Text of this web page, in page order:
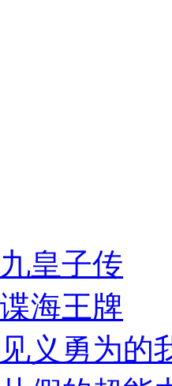
九皇子传
谍海王牌
见义勇为的